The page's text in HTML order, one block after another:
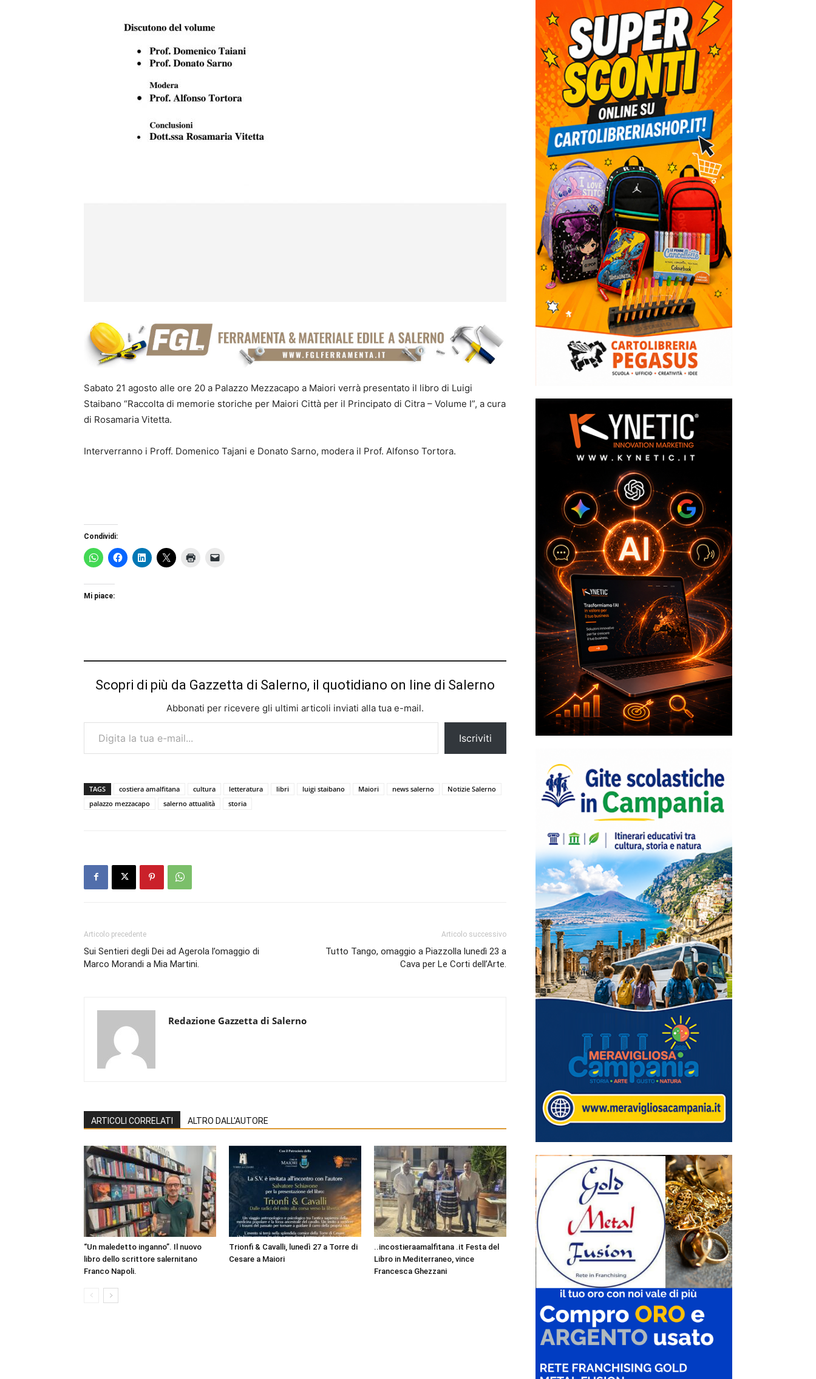
Sabato 21 agosto alle ore 20 a Palazzo Mezzacapo a Maiori verrà presentato il libro di Luigi
Staibano “Raccolta di memorie storiche per Maiori Città per il Principato di Citra – Volume I”, a cura
di Rosamaria Vitetta.
Interverranno i Proff. Domenico Tajani e Donato Sarno, modera il Prof. Alfonso Tortora.
Condividi:
Mi piace:
Scopri di più da Gazzetta di Salerno, il quotidiano on line di Salerno
Abbonati per ricevere gli ultimi articoli inviati alla tua e-mail.
Digita la tua e-mail...
Iscriviti
TAGS costiera amalfitana cultura letteratura libri luigi staibano Maiori news salerno
Notizie Salerno
palazzo mezzacapo
salerno attualità storia
Articolo precedente
Sui Sentieri degli Dei ad Agerola l’omaggio di
Marco Morandi a Mia Martini.
Articolo successivo
Tutto Tango, omaggio a Piazzolla lunedì 23 a
Cava per Le Corti dell’Arte.
Redazione Gazzetta di Salerno
ARTICOLI CORRELATI ALTRO DALL'AUTORE
“Un maledetto inganno”. Il nuovo
libro dello scrittore salernitano
Franco Napoli.
Trionfi & Cavalli, lunedì 27 a Torre di
Cesare a Maiori
..incostieraamalfitana .it Festa del
Libro in Mediterraneo, vince
Francesca Ghezzani